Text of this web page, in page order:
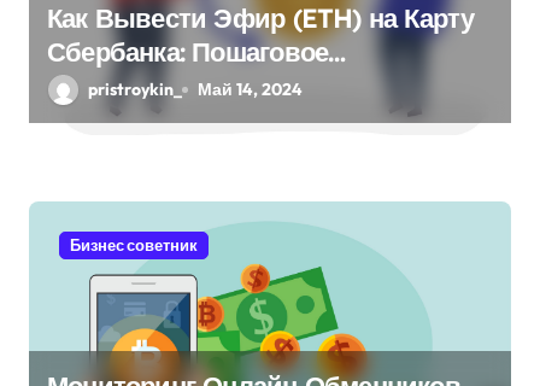
Как Вывести Эфир (ETH) на Карту
Сбербанка: Пошаговое
Руководство
pristroykin_ Май 14, 2024
Бизнес советник